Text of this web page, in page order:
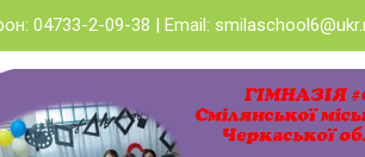
04733-2-09-38 | Email: